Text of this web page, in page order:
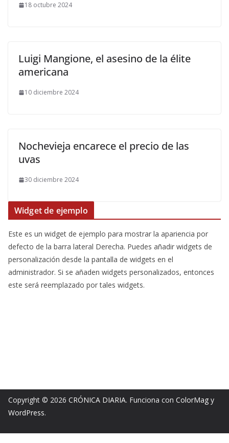
18 octubre 2024
Luigi Mangione, el asesino de la élite
americana
10 diciembre 2024
Nochevieja encarece el precio de las
uvas
30 diciembre 2024
Widget de ejemplo
Este es un widget de ejemplo para mostrar la apariencia por
defecto de la barra lateral Derecha. Puedes añadir widgets de
personalización desde la pantalla de widgets en el
administrador. Si se añaden widgets personalizados, entonces
este será reemplazado por tales widgets.
Copyright © 2026 CRÓNICA DIARIA. Funciona con ColorMag y
WordPress.